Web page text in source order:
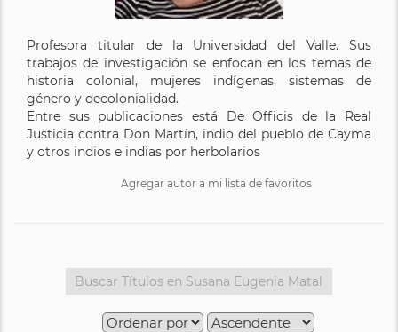
Profesora titular de la Universidad del Valle. Sus
trabajos de investigación se enfocan en los temas de
historia colonial, mujeres indígenas, sistemas de
género y decolonialidad.
Entre sus publicaciones está De Officis de la Real
Justicia contra Don Martín, indio del pueblo de Cayma
y otros indios e indias por herbolarios
Agregar autor a mi lista de favoritos